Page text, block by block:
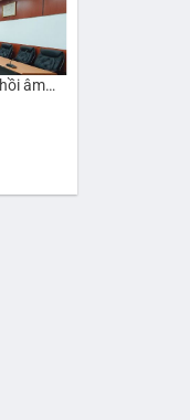
Chức năng của bộ chống phản hồi âm trong âm thanh phòng họp